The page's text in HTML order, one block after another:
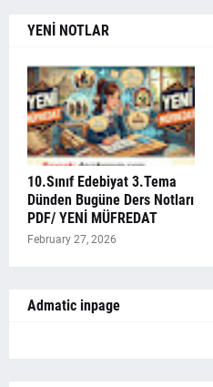
YENİ NOTLAR
10.Sınıf Edebiyat 3.Tema
Dünden Bugüne Ders Notları
PDF/ YENİ MÜFREDAT
February 27, 2026
Admatic inpage